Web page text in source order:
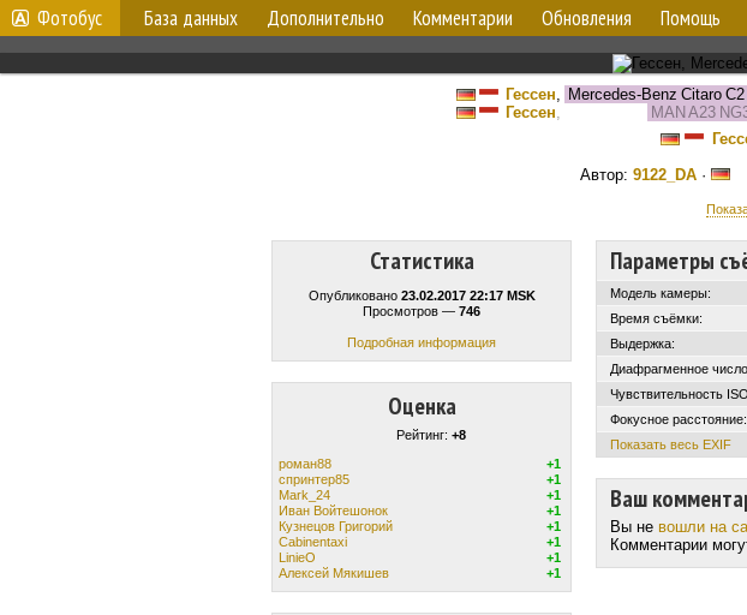
Фотобус База данных Дополнительно Комментарии Обновления Помощь
Гессен, Mercedes-Benz Citaro C2
Гессен, MAN A23
Автор: 9122_DA·
Статистика
Опубликовано 23.02.2017 22:17 MSK
Просмотров — 746
Подробная информация
Оценка
Рейтинг: +8
роман88
+1
спринтер85
+1
Mark_24
+1
Иван Войтешонок
+1
Кузнецов Григорий
+1
Cabinentaxi
+1
LinieO
+1
Алексей Мякишев
+1
Параметры
Модель камеры:
Время съёмки:
Выдержка:
Диафрагменное
Чувствительность
Фокусное расстояние:
Показать весь EXIF
Ваш
Вы не вошли на
Комментарии